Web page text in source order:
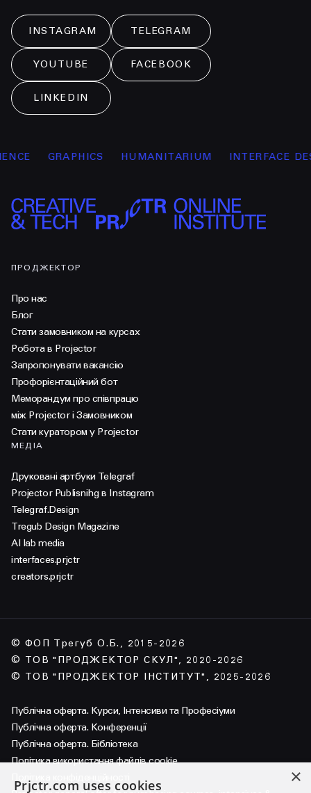
INSTAGRAM TELEGRAM
YOUTUBE FACEBOOK
LINKEDIN
GRAPHICS HUMANITARIUM INTERFACE
ПРОДЖЕКТОР
Про нас
Блог
Стати замовником на курсах
Робота в Projector
Запропонувати вакансію
Профорієнтаційний бот
Меморандум про співпрацю
між Projector і Замовником
Стати куратором у Projector
МЕДІА
Друковані артбуки Telegraf
Projector Publisnihg в Instagram
Telegraf.Design
Tregub Design Magazine
AI lab media
interfaces.prjctr
creators.prjctr
© ФОП Трегуб О.Б., 2015-2026
© ТОВ "ПРОДЖЕКТОР СКУЛ", 2020-2026
© ТОВ "ПРОДЖЕКТОР ІНСТИТУТ", 2025-2026
Публічна оферта. Курси, Інтенсиви та Професіуми
Публічна оферта. Конференції
Публічна оферта. Бібліотека
Політика використання файлів cookie
×
Prjctr.com uses cookies